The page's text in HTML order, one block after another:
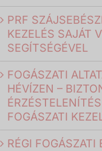
PRF
KEZELÉS SAJÁT
SEGÍTSÉGÉVEL
FOGÁSZATI
HÉVÍZEN –
ÉRZÉSTELENÍTÉS
FOGÁSZATI
RÉGI FOGÁSZATI